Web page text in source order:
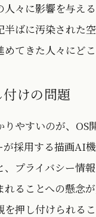
々に影響を与え
半ばに汚染された
てきた人々にどこ
けの問題
りやすいのが、OS
が採用する描画AI
、プライバシー情
れることへの懸念
を押し付けられる